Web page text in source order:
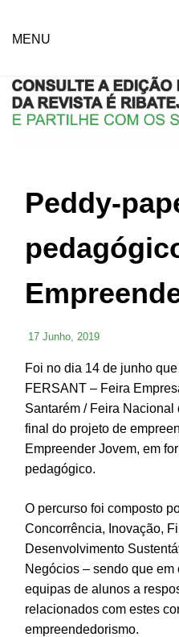
É
MENU
Peddy-
17 Junho, 2019
Foi no dia 14 de junho
FERSANT – Feira
Santarém / Feira
final do projeto de
Empreender Jovem, em
pedagógico.
O percurso foi composto
Concorrência, Inovação,
Desenvolvimento
Negócios – sendo que
equipas de alunos a
relacionados com estes
empreendedorismo.